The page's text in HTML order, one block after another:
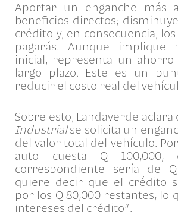
Aportar un enganche más
beneficios directos;
crédito y, en consecuencia,
pagarás. Aunque implique
inicial, representa un ahorro
largo plazo. Este es un
reducir el costo real del
Sobre esto, Landaverde aclara
Industrialse solicita un
del valor total del vehículo.
auto cuesta Q 100,000,
correspondiente sería de Q
quiere decir que el crédito
por los Q 80,000 restantes, lo
intereses del crédito”.